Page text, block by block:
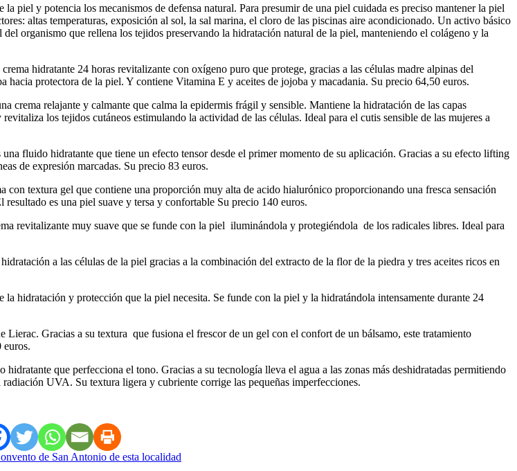
piel y potencia los mecanismos de defensa natural. Para presumir de una piel cuidada es preciso mantener la piel
altas temperaturas, exposición al sol, la sal marina, el cloro de las piscinas aire acondicionado. Un activo básico
organismo que rellena los tejidos preservando la hidratación natural de la piel, manteniendo el colágeno y la
hidratante 24 horas revitalizante con oxígeno puro que protege, gracias a las células madre alpinas del
protectora de la piel. Y contiene Vitamina E y aceites de jojoba y macadania. Su precio 64,50 euros.
crema relajante y calmante que calma la epidermis frágil y sensible. Mantiene la hidratación de las capas
los tejidos cutáneos estimulando la actividad de las células. Ideal para el cutis sensible de las mujeres a
fluido hidratante que tiene un efecto tensor desde el primer momento de su aplicación. Gracias a su efecto lifting
de expresión marcadas. Su precio 83 euros.
textura gel que contiene una proporción muy alta de acido hialurónico proporcionando una fresca sensación
es una piel suave y tersa y confortable Su precio 140 euros.
revitalizante muy suave que se funde con la piel iluminándola y protegiéndola de los radicales libres. Ideal para
a las células de la piel gracias a la combinación del extracto de la flor de la piedra y tres aceites ricos en
hidratación y protección que la piel necesita. Se funde con la piel y la hidratándola intensamente durante 24
Gracias a su textura que fusiona el frescor de un gel con el confort de un bálsamo, este tratamiento
euros.
que perfecciona el tono. Gracias a su tecnología lleva el agua a las zonas más deshidratadas permitiendo
UVA. Su textura ligera y cubriente corrige las pequeñas imperfecciones.
de San Antonio de esta localidad